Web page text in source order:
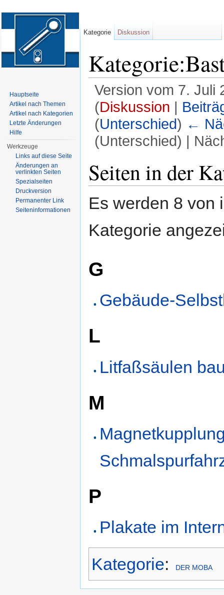
Version vom 7. Juli
(Diskussion |
(Unterschied) ←
(Unterschied) |
Seiten in der
Es werden 8 von
Kategorie
G
Gebäude-
L
Litfaßsäulen
M
P
Plakate im
Kategorie: DER MOBA
Kategorie Diskussion
Hauptseite
Artikel nach Themen
Artikel nach Kategorien
Letzte Änderungen
Hilfe
Werkzeuge
Links auf diese Seite
Änderungen an
verlinkten Seiten
Spezialseiten
Druckversion
Permanenter Link
Seiten­informationen